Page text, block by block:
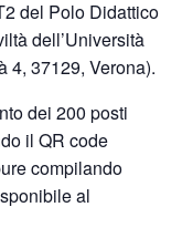
del Polo Didattico
dell’Università
4, 37129, Verona).
dei 200 posti
il QR code
compilando
al